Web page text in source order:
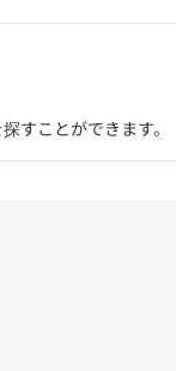
すことができます。